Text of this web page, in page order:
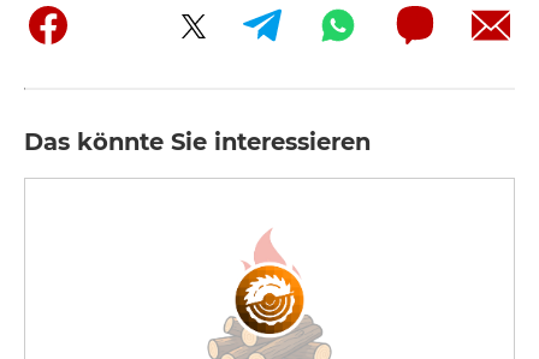
Das könnte Sie interessieren